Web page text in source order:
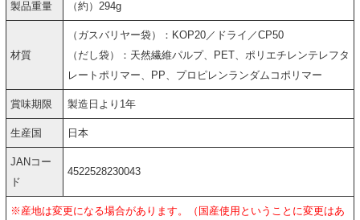
製品重量 （約）294g
材質
（ガスバリヤー袋）：KOP20／ドライ／CP50
（だし袋）：天然繊維パルプ、PET、ポリエチレンテレフタ
レートポリマー、PP、プロピレンランダムコポリマー
賞味期限 製造日より1年
生産国 日本
JANコー
ド
4522528230043
※産地は変更になる場合があります。（国産使用ということに変更はあ